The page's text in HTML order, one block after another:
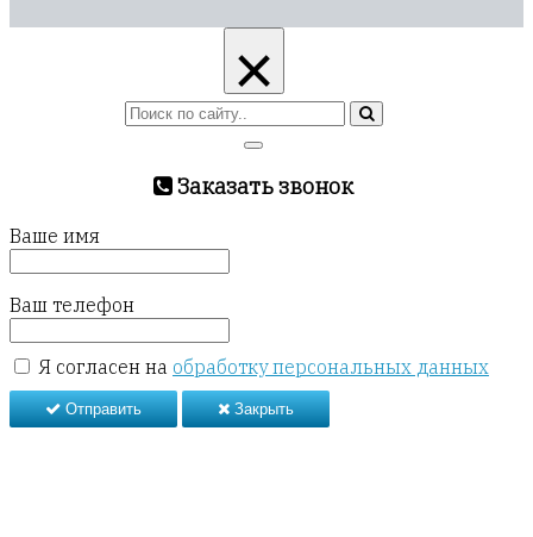
×
Заказать звонок
Ваше имя
Ваш телефон
Я согласен на обработку персональных данных
Отправить Закрыть